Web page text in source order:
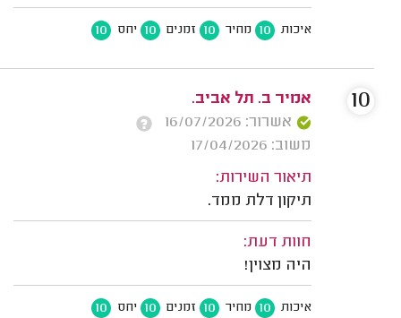
איכות 10 מחיר 10 זמנים 10 יחס 10
אמיר ב. תל אביב.
אשרור: 16/07/2026
משוב: 17/04/2026
תיאור השירות:
תיקון דלת ממד.
חוות דעת:
היה מצוין!
איכות 10 מחיר 10 זמנים 10 יחס 10
10